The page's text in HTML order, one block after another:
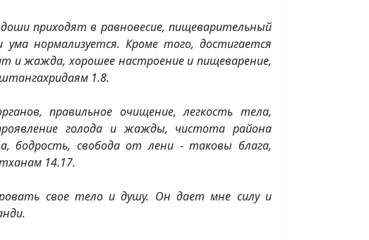
приходят в равновесие, пищеварительный
ума нормализуется. Кроме того, достигается
и жажда, хорошее настроение и пищеварение,
1.8.
правильное очищение, легкость тела,
голода и жажды, чистота района
бодрость, свобода от лени - таковы блага,
14.17.
свое тело и душу. Он дает мне силу и